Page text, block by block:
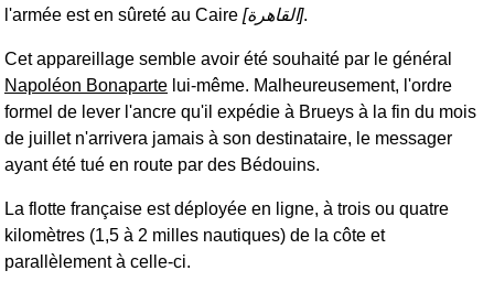
l'armée est en sûreté au Caire [القاهرة].
Cet appareillage semble avoir été souhaité par le général
Napoléon Bonaparte lui-même. Malheureusement, l'ordre
formel de lever l'ancre qu'il expédie à Brueys à la fin du mois
de juillet n'arrivera jamais à son destinataire, le messager
ayant été tué en route par des Bédouins.
La flotte française est déployée en ligne, à trois ou quatre
kilomètres (1,5 à 2 milles nautiques) de la côte et
parallèlement à celle-ci.